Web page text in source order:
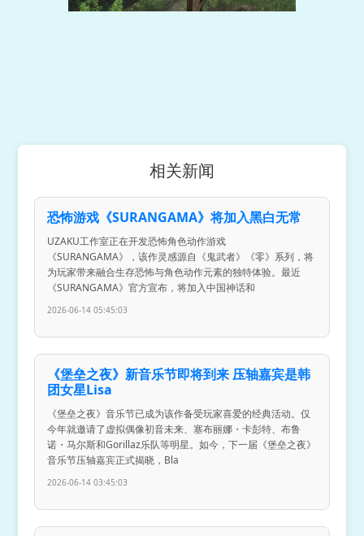
相关新闻
恐怖游戏《SURANGAMA》将加入黑白无常
UZAKU工作室正在开发恐怖角色动作游戏
《SURANGAMA》，该作灵感源自《鬼武者》《零》系列，将
为玩家带来融合生存恐怖与角色动作元素的独特体验。最近
《SURANGAMA》官方宣布，将加入中国神话和
2026-06-14 05:45:03
《堡垒之夜》新音乐节即将到来 压轴嘉宾是韩
团女星Lisa
《堡垒之夜》音乐节已成为该作备受玩家喜爱的经典活动。仅
今年就邀请了虚拟偶像初音未来、塞布丽娜・卡彭特、布鲁
诺・马尔斯和Gorillaz乐队等明星。如今，下一届《堡垒之夜》
音乐节压轴嘉宾正式揭晓，Bla
2026-06-14 03:45:03